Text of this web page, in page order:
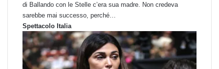
di Ballando con le Stelle c’era sua madre. Non credeva
sarebbe mai successo, perché…
Spettacolo Italia